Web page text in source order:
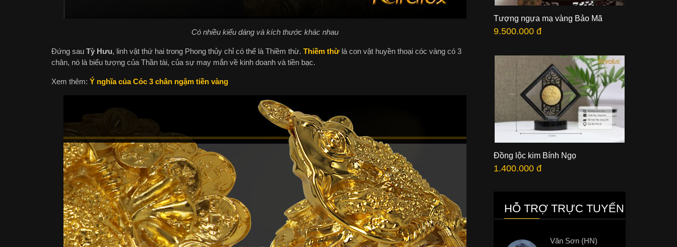
Có nhiều kiểu dáng và kích thước khác nhau
Đứng sau Tỳ Hưu, linh vật thứ hai trong Phong thủy chỉ có thể là Thiềm thừ. Thiềm thừ là con vật huyền thoại cóc vàng có 3
chân, nó là biểu tượng của Thần tài, của sự may mắn về kinh doanh và tiền bạc.
Xem thêm: Ý nghĩa của Cóc 3 chân ngậm tiền vàng
Tượng ngựa mạ vàng Bảo Mã
9.500.000 đ
Đồng lộc kim Bính Ngọ
1.400.000 đ
HỖ TRỢ TRỰC TUYẾN
Văn Sơn (HN)